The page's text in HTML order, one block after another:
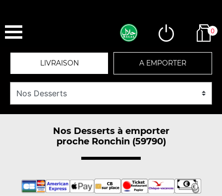
0
LIVRAISON A EMPORTER
Nos Desserts à emporter
proche Ronchin (59790)